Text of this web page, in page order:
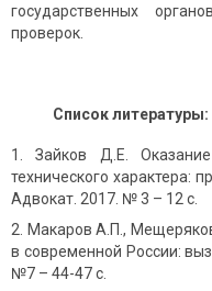
государственных
проверок.
Список литературы:
Зайков Д.Е.
технического характера:
Адвокат. 2017. № 3 – 12 с.
Макаров А.П.,
в современной России:
№7 – 44-47 с.